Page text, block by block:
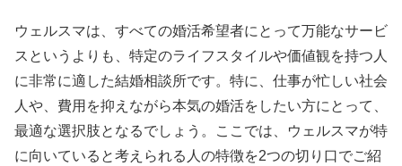
ウェルスマは、すべての婚活希望者にとって万能なサービ
スというよりも、特定のライフスタイルや価値観を持つ人
に非常に適した結婚相談所です。特に、仕事が忙しい社会
人や、費用を抑えながら本気の婚活をしたい方にとって、
最適な選択肢となるでしょう。ここでは、ウェルスマが特
に向いていると考えられる人の特徴を2つの切り口でご紹